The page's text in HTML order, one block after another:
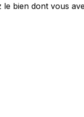
bien dont vous